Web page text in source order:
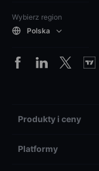
Wybierz region
Polska
Produkty i ceny
Platformy